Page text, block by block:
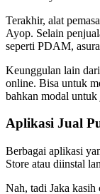
Terakhir, alat
Ayop. Selain
seperti PDAM,
Keunggulan lain
online. Bisa untuk
bahkan modal untuk
Aplikasi Jual
Berbagai aplikasi
Store atau diinstal
Nah, tadi Jaka kasih